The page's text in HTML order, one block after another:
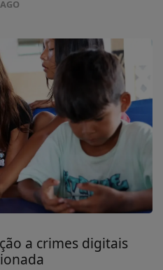
a crimes digitais